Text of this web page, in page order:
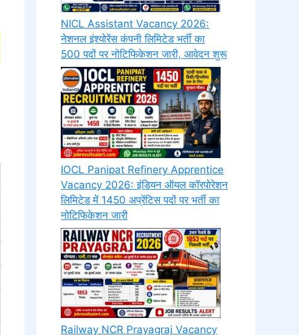
NICL Assistant Vacancy 2026:
नेशनल इंश्योरेंस कंपनी लिमिटेड भर्ती का
500 पदों पर नोटिफिकेशन जारी, आवेदन शुरू
IOCL Panipat Refinery Apprentice
Vacancy 2026: इंडियन ऑयल कॉरपोरेशन
लिमिटेड में 1450 अप्रेंटिस पदों पर भर्ती का
नोटिफिकेशन जारी
Railway NCR Prayagraj Vacancy